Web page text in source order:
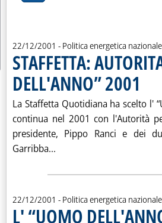
22/12/2001 - Politica energetica nazionale
STAFFETTA:
DELL'ANNO” 2001
La Staffetta Quotidiana ha scelto l'
continua nel 2001 con l'Autorità
presidente, Pippo Ranci e dei
Garribba... Leggi tutta la notizia:
22/12/2001 - Politica energetica nazionale
L' “UOMO